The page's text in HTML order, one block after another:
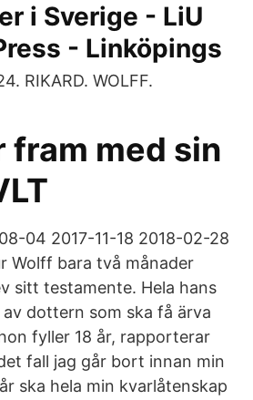
i Sverige - LiU
- Linköpings
RIKARD. WOLFF.
fram med sin
04 2017-11-18 2018-02-28
Wolff bara två månader
sitt testamente. Hela hans
dottern som ska få ärva
fyller 18 år, rapporterar
fall jag går bort innan min
ska hela min kvarlåtenskap